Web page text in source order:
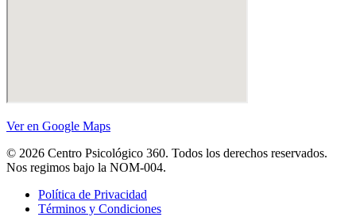
Ver en Google Maps
© 2026 Centro Psicológico 360. Todos los derechos reservados.
Nos regimos bajo la NOM-004.
Política de Privacidad
Términos y Condiciones